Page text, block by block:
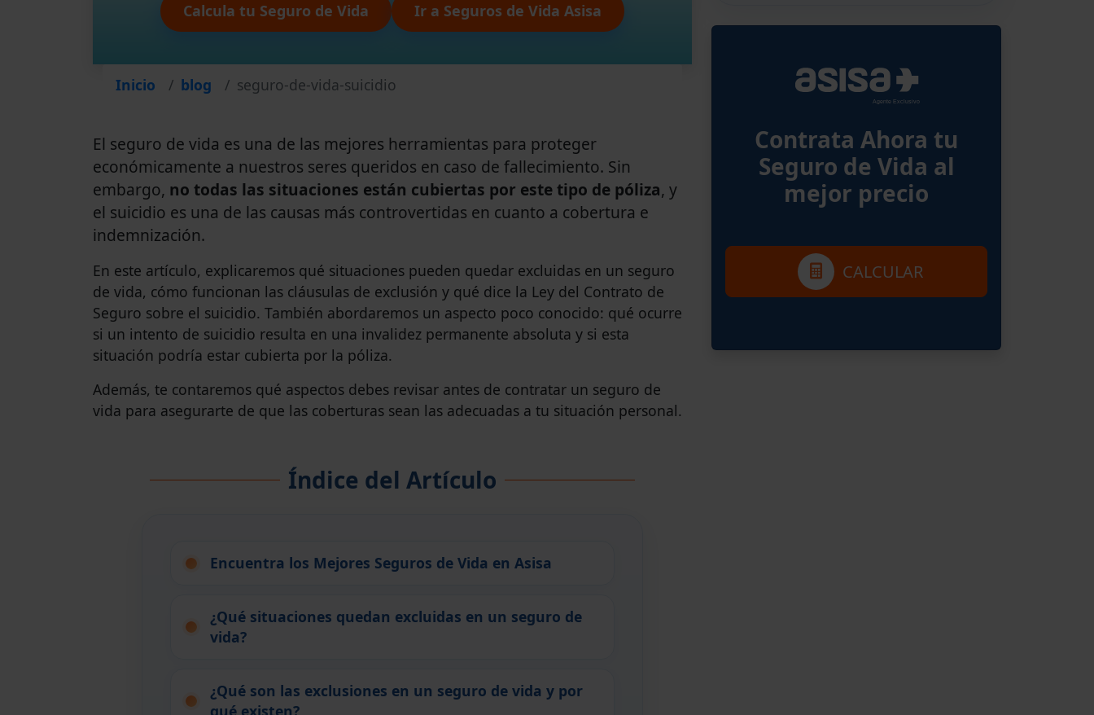
Calcula tu Seguro de Vida Ir a Seguros de Vida Asisa
Inicio blog seguro-de-vida-suicidio
El seguro de vida es una de las mejores herramientas para proteger
económicamente a nuestros seres queridos en caso de fallecimiento. Sin
embargo, no todas las situaciones están cubiertas por este tipo de póliza, y
el suicidio es una de las causas más controvertidas en cuanto a cobertura e
indemnización.
En este artículo, explicaremos qué situaciones pueden quedar excluidas en un seguro
de vida, cómo funcionan las cláusulas de exclusión y qué dice la Ley del Contrato de
Seguro sobre el suicidio. También abordaremos un aspecto poco conocido: qué ocurre
si un intento de suicidio resulta en una invalidez permanente absoluta y si esta
situación podría estar cubierta por la póliza.
Además, te contaremos qué aspectos debes revisar antes de contratar un seguro de
vida para asegurarte de que las coberturas sean las adecuadas a tu situación personal.
Índice del Artículo
Encuentra los Mejores Seguros de Vida en Asisa
¿Qué situaciones quedan excluidas en un seguro de
vida?
¿Qué son las exclusiones en un seguro de vida y por
Contrata Ahora tu
Seguro de Vida al
mejor precio
CALCULAR